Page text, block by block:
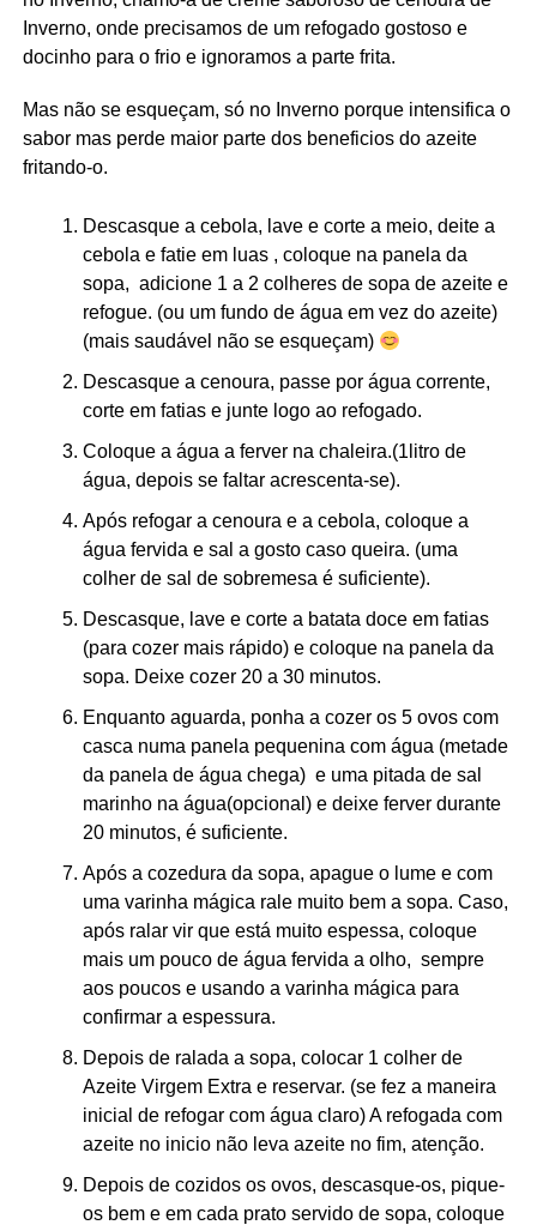
Inverno, onde precisamos de um refogado gostoso e
docinho para o frio e ignoramos a parte frita.
Mas não se esqueçam, só no Inverno porque intensifica o
sabor mas perde maior parte dos beneficios do azeite
fritando-o.
Descasque a cebola, lave e corte a meio, deite a
cebola e fatie em luas , coloque na panela da
sopa, adicione 1 a 2 colheres de sopa de azeite e
refogue. (ou um fundo de água em vez do azeite)
(mais saudável não se esqueçam)
Descasque a cenoura, passe por água corrente,
corte em fatias e junte logo ao refogado.
Coloque a água a ferver na chaleira.(1litro de
água, depois se faltar acrescenta-se).
Após refogar a cenoura e a cebola, coloque a
água fervida e sal a gosto caso queira. (uma
colher de sal de sobremesa é suficiente).
Descasque, lave e corte a batata doce em fatias
(para cozer mais rápido) e coloque na panela da
sopa. Deixe cozer 20 a 30 minutos.
Enquanto aguarda, ponha a cozer os 5 ovos com
casca numa panela pequenina com água (metade
da panela de água chega) e uma pitada de sal
marinho na água(opcional) e deixe ferver durante
20 minutos, é suficiente.
Após a cozedura da sopa, apague o lume e com
uma varinha mágica rale muito bem a sopa. Caso,
após ralar vir que está muito espessa, coloque
mais um pouco de água fervida a olho, sempre
aos poucos e usando a varinha mágica para
confirmar a espessura.
Depois de ralada a sopa, colocar 1 colher de
Azeite Virgem Extra e reservar. (se fez a maneira
inicial de refogar com água claro) A refogada com
azeite no inicio não leva azeite no fim, atenção.
Depois de cozidos os ovos, descasque-os, pique-
os bem e em cada prato servido de sopa, coloque